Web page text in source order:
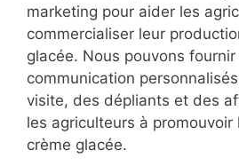
marketing pour aider les
commercialiser leur
glacée. Nous pouvons
communication
visite, des dépliants et des
les agriculteurs à
crème glacée.